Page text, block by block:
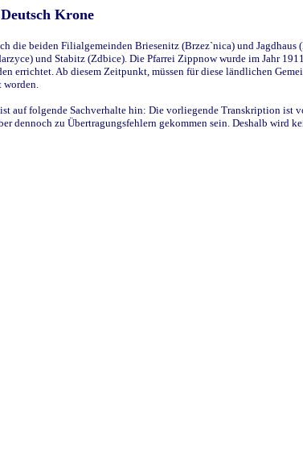
Krone
die beiden Filialgemeinden Briesenitz (Brzez`nica) und
und Stabitz (Zdbice). Die Pfarrei Zippnow wurde im Jahr
Ab diesem Zeitpunkt, müssen für diese ländlichen
auf folgende Sachverhalte hin: Die vorliegende Transkription ist
dennoch zu Übertragungsfehlern gekommen sein. Deshalb wird